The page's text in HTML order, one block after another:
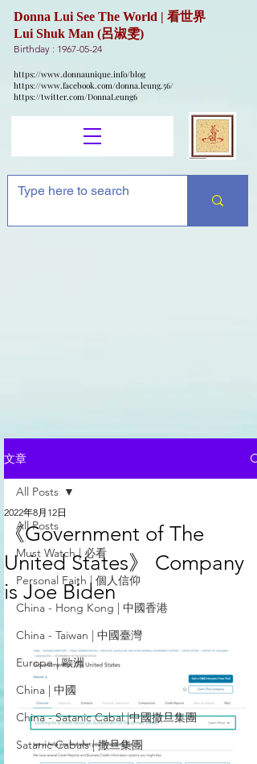
Donna Lui See The World | 看世界
Lui Shuk Man (呂淑雯)
Birthday : 1967-05-24
https://www.donnaunique.info/blog
https://www.facebook.com/donna.leung.56/
https://twitter.com/DonnaLeung6
文章
All Posts
Must Watch | 必看
Personal Faith | 個人信仰
China - Hong Kong | 中國香港
China - Taiwan | 中國臺灣
Europe | 歐洲
China | 中國
China - Satanic Cabal |中國撒旦集團
Satanic Cabals | 撒旦集團
All Posts
《Government of The
United States》 Company
is Joe Biden
2022年8月12日